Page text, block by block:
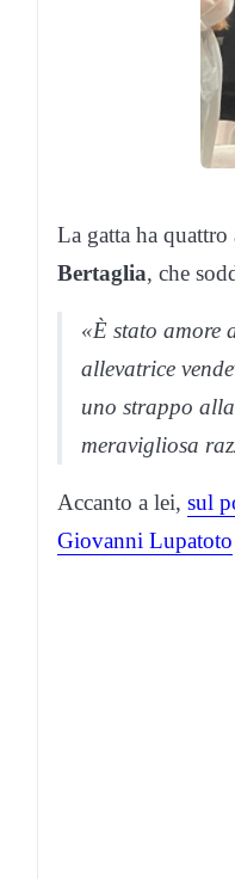
La gatta ha
Bertaglia, che
«È stato amore
allevatrice
uno strappo
meravigliosa
Accanto a lei, sul
Giovanni Lupatoto